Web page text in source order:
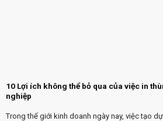
10 Lợi ích không thể bỏ qua của việc in
nghiệp
Trong thế giới kinh doanh ngày nay, việc tạo